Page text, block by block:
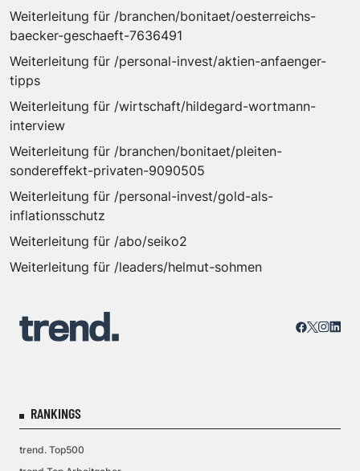
Weiterleitung für /branchen/bonitaet/oesterreichs-
baecker-geschaeft-7636491
Weiterleitung für /personal-invest/aktien-anfaenger-
tipps
Weiterleitung für /wirtschaft/hildegard-wortmann-
interview
Weiterleitung für /branchen/bonitaet/pleiten-
sondereffekt-privaten-9090505
Weiterleitung für /personal-invest/gold-als-
inflationsschutz
Weiterleitung für /abo/seiko2
Weiterleitung für /leaders/helmut-sohmen
RANKINGS
trend. Top500